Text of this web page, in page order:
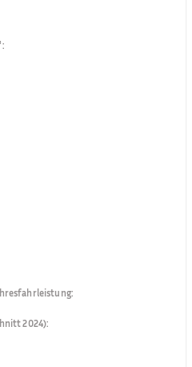
:
:
2024):